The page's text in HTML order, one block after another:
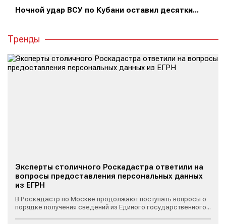
Ночной удар ВСУ по Кубани оставил десятки...
Тренды
Эксперты столичного Роскадастра ответили на
вопросы предоставления персональных данных
из ЕГРН
В Роскадастр по Москве продолжают поступать вопросы о
порядке получения сведений из Единого государственного...